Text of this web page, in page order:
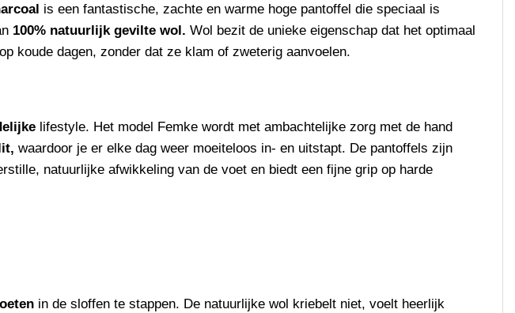
is een fantastische, zachte en warme hoge pantoffel die speciaal is
100% natuurlijk gevilte wol. Wol bezit de unieke eigenschap dat het optimaal
koude dagen, zonder dat ze klam of zweterig aanvoelen.
lifestyle. Het model Femke wordt met ambachtelijke zorg met de hand
waardoor je er elke dag weer moeiteloos in- en uitstapt. De pantoffels zijn
natuurlijke afwikkeling van de voet en biedt een fijne grip op harde
in de sloffen te stappen. De natuurlijke wol kriebelt niet, voelt heerlijk